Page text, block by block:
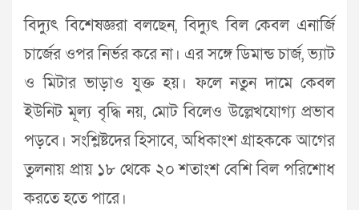
বিদ্যুৎ বিশেষজ্ঞরা বলছেন, বিদ্যুৎ বিল কেবল এনার্জি
চার্জের ওপর নির্ভর করে না। এর সঙ্গে ডিমান্ড চার্জ, ভ্যাট
ও মিটার ভাড়াও যুক্ত হয়। ফলে নতুন দামে কেবল
ইউনিট মূল্য বৃদ্ধি নয়, মোট বিলেও উল্লেখযোগ্য প্রভাব
পড়বে। সংশ্লিষ্টদের হিসাবে, অধিকাংশ গ্রাহককে আগের
তুলনায় প্রায় ১৮ থেকে ২০ শতাংশ বেশি বিল পরিশোধ
করতে হতে পারে।